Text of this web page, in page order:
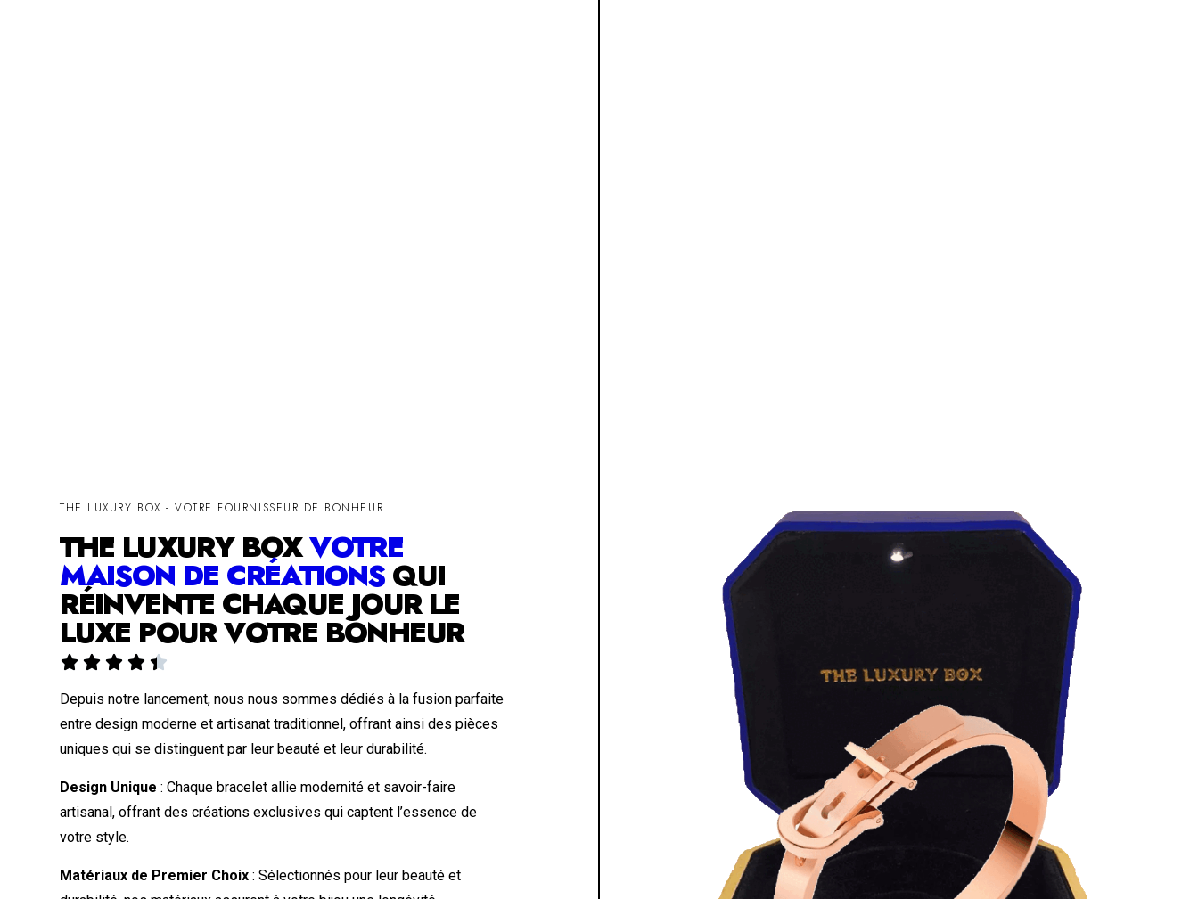
THE LUXURY BOX - VOTRE FOURNISSEUR DE BONHEUR
THE LUXURY BOXVOTRE
MAISON DE CRÉATIONSQUI
RÉINVENTE CHAQUE JOUR LE
LUXE POUR VOTRE BONHEUR
    
Depuis notre lancement, nous nous sommes dédiés à la fusion parfaite
entre design moderne et artisanat traditionnel, offrant ainsi des pièces
uniques qui se distinguent par leur beauté et leur durabilité.
Design Unique : Chaque bracelet allie modernité et savoir-faire
artisanal, offrant des créations exclusives qui captent l’essence de
votre style.
Matériaux de Premier Choix : Sélectionnés pour leur beauté et